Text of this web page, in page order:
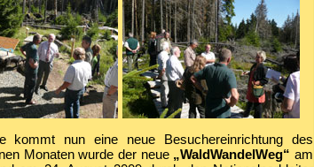
nun eine neue Besuchereinrichtung des
Monaten wurde der neue „WaldWandelWeg“ am